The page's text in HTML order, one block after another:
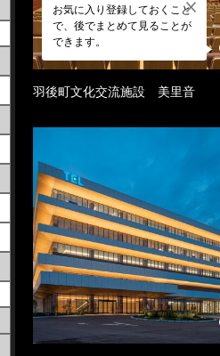
お気に入り登録しておくこと
で、後でまとめて見ることが
できます。
羽後町文化交流施設 美里音